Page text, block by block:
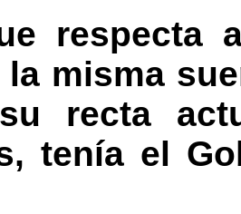
respecta
misma
recta
tenía el